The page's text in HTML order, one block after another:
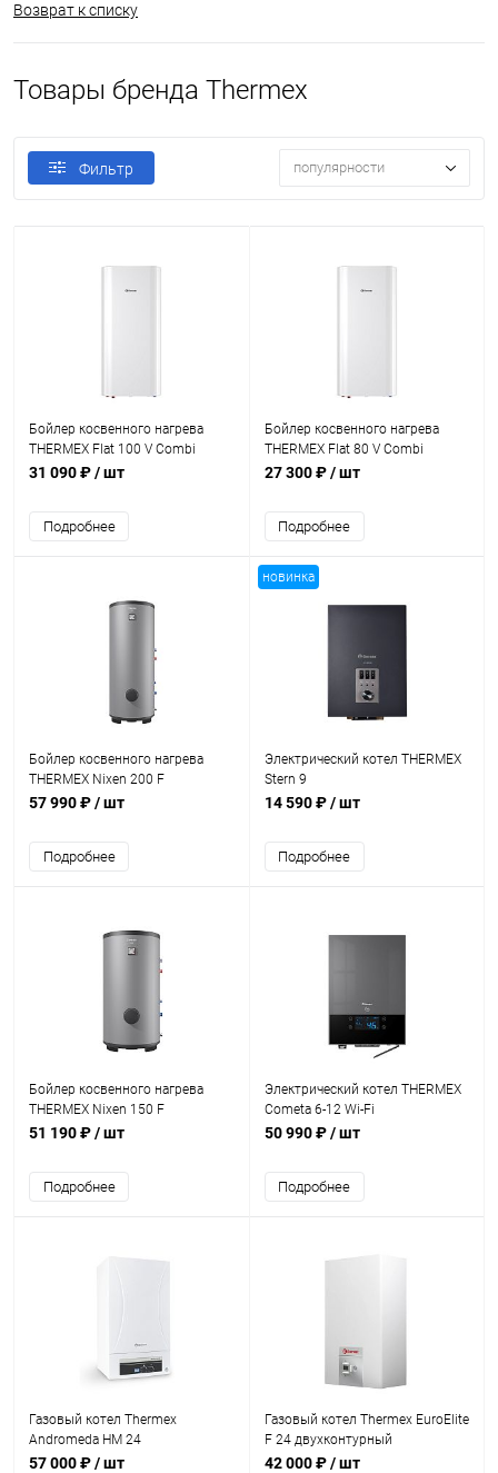
Возврат к списку
Товары бренда Thermex
Фильтр популярности
Бойлер косвенного нагрева
THERMEX Flat 100 V Combi
31 090 ₽/ шт
Подробнее
Бойлер косвенного нагрева
THERMEX Flat 80 V Combi
27 300 ₽/ шт
Подробнее
Бойлер косвенного нагрева
THERMEX Nixen 200 F
57 990 ₽/ шт
Подробнее
новинка
Электрический котел THERMEX
Stern 9
14 590 ₽/ шт
Подробнее
Бойлер косвенного нагрева
THERMEX Nixen 150 F
51 190 ₽/ шт
Подробнее
Электрический котел THERMEX
Cometa 6-12 Wi-Fi
50 990 ₽/ шт
Подробнее
Газовый котел Thermex
Andromeda HM 24
двухконтурный
57 000 ₽/ шт
Газовый котел Thermex EuroElite
F 24 двухконтурный
42 000 ₽/ шт